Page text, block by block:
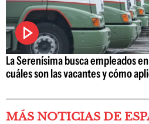
La Serenísima busca empleados
cuáles son las vacantes y cómo
MÁS NOTICIAS DE